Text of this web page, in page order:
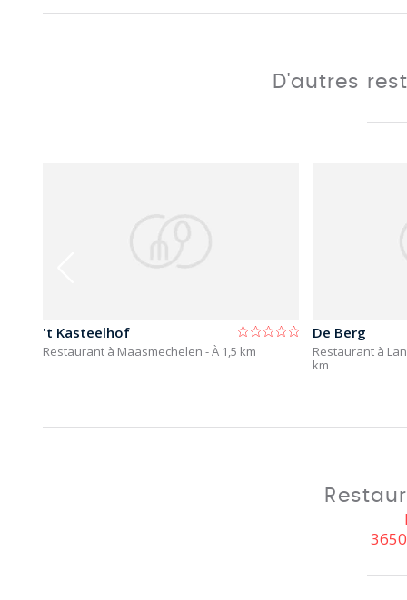
D'autres
't Kasteelhof
Restaurant à Maasmechelen - À 1,5 km
De Berg
Restaurant à
km